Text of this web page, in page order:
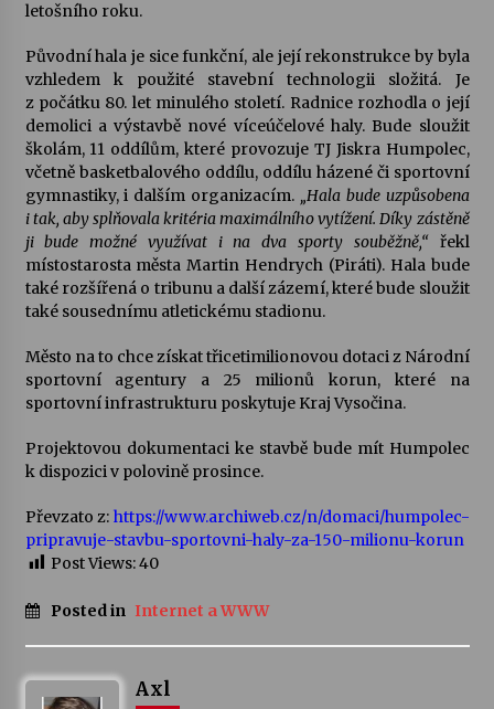
Letní koncerty ve Stromovce: Rufus Miller
22. 7. 2026
Vysočinka
17. 7. 2026
Ozvěny prázdnin
14. 7. 2026
Za kulturou kousek za Humpolec. V Želivě ožije
odkaz Josefa Čapka
13. 7. 2026
Varhanní recitál Michala Novenka v Klášteře
Želiv
3. 7. 2026
Petr Adamec – Malovaný svět
letošního roku.
Původní hala je sice funkční, ale její rekonstrukce by byla
vzhledem k použité stavební technologii složitá. Je
z počátku 80. let minulého století. Radnice rozhodla o její
demolici a výstavbě nové víceúčelové haly. Bude sloužit
školám, 11 oddílům, které provozuje TJ Jiskra Humpolec,
včetně basketbalového oddílu, oddílu házené či sportovní
gymnastiky, i dalším organizacím. „Hala bude uzpůsobena
i tak, aby splňovala kritéria maximálního vytížení. Díky zástěně
ji bude možné využívat i na dva sporty souběžně,“řekl
místostarosta města Martin Hendrych (Piráti). Hala bude
také rozšířená o tribunu a další zázemí, které bude sloužit
také sousednímu atletickému stadionu.
Město na to chce získat třicetimilionovou dotaci z Národní
sportovní agentury a 25 milionů korun, které na
sportovní infrastrukturu poskytuje Kraj Vysočina.
Projektovou dokumentaci ke stavbě bude mít Humpolec
k dispozici v polovině prosince.
Převzato z: https://www.archiweb.cz/n/domaci/humpolec-
pripravuje-stavbu-sportovni-haly-za-150-milionu-korun
Post Views:40
Posted in Internet a WWW
Axl